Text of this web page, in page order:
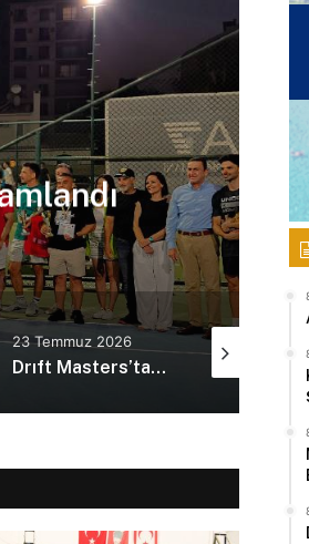
23 Temmuz 2026
Drıft Masters’ta heyecan Letonya’ya taşındı
22 Temmuz